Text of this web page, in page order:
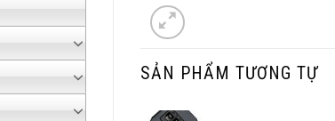
SẢN PHẨM TƯƠNG TỰ